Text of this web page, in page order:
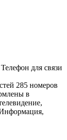
Телефон для связи
285 номеров
в